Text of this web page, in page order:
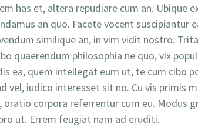
has et, altera repudiare cum an. Ubique
an quo. Facete vocent suscipiantur
similique an, in vim vidit nostro.
quaerendum philosophia ne quo, vix
ea, quem intellegat eum ut, te cum cibo
vel, iudico interesset sit no. Cu vis primis
corpora referrentur cum eu. Modus
ut. Errem feugiat nam ad eruditi.